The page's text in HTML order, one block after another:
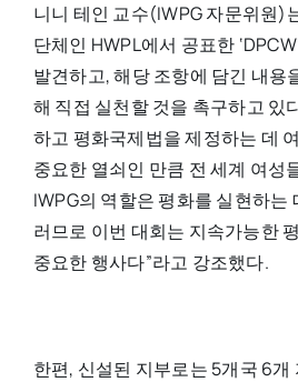
니니 테인 교수(IWPG 자문위원)
단체인 HWPL에서 공표한
발견하고, 해당 조항에 담긴 내용
해 직접 실천할 것을 촉구하고 있
하고 평화국제법을 제정하는 데
중요한 열쇠인 만큼 전 세계 여성
IWPG의 역할은 평화를 실현하는
러므로 이번 대회는 지속가능한
중요한 행사다”라고 강조했다.
한편, 신설된 지부로는 5개국 6개